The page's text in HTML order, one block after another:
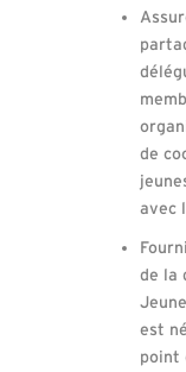
de
avec
de la
est
point